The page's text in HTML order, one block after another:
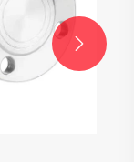
